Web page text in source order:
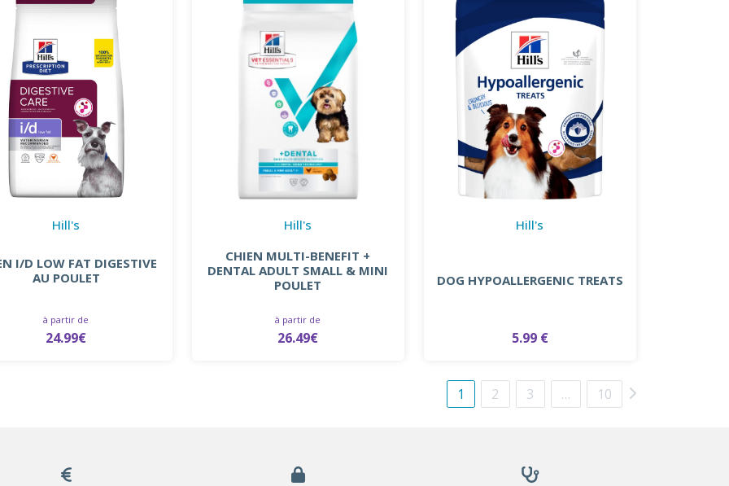
Hill's
I/D LOW FAT DIGESTIVE
AU POULET
à partir de
24.99€
Hill's
CHIEN MULTI-BENEFIT +
DENTAL ADULT SMALL & MINI
POULET
à partir de
26.49€
Hill's
DOG HYPOALLERGENIC TREATS
5.99 €
1 2 3 … 10